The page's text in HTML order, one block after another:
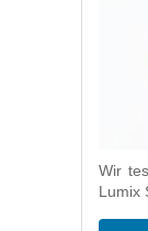
Wir
Lumix